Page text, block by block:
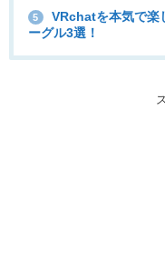
5
VRchatを本気で楽
ーグル3選！